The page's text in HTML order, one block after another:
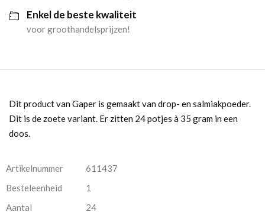
Enkel de beste kwaliteit
voor groothandelsprijzen!
Dit product van Gaper is gemaakt van drop- en salmiakpoeder.
Dit is de zoete variant. Er zitten 24 potjes à 35 gram in een
doos.
Artikelnummer
611437
Besteleenheid
1
Aantal
24